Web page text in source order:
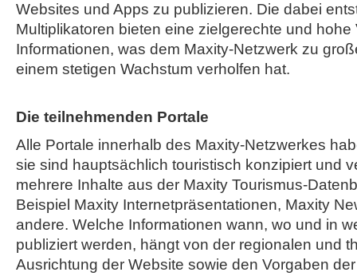
Websites und Apps zu publizieren. Die dabei
Multiplikatoren bieten eine zielgerechte und hohe
Informationen, was dem Maxity-Netzwerk zu
einem stetigen Wachstum verholfen hat.
Die teilnehmenden Portale
Alle Portale innerhalb des Maxity-Netzwerkes
sie sind hauptsächlich touristisch konzipiert und
mehrere Inhalte aus der Maxity Tourismus-
Beispiel Maxity Internetpräsentationen, Maxity
andere. Welche Informationen wann, wo und in
publiziert werden, hängt von der regionalen und
Ausrichtung der Website sowie den Vorgaben